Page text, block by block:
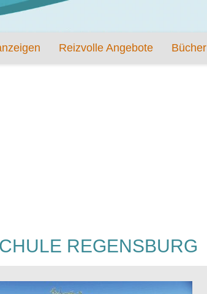
Reizvolle Angebote Bücher
REGENSBURG